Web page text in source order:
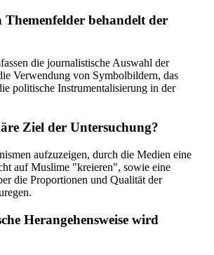
Themenfelder behandelt der
die journalistische Auswahl der
Verwendung von Symbolbildern, das
politische Instrumentalisierung in der
Ziel der Untersuchung?
aufzuzeigen, durch die Medien eine
auf Muslime "kreieren", sowie eine
die Proportionen und Qualität der
Herangehensweise wird